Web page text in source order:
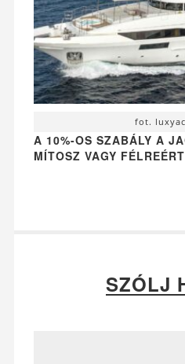
fot.
A 10%-OS SZABÁLY A
MÍTOSZ VAGY
SZÓLJ